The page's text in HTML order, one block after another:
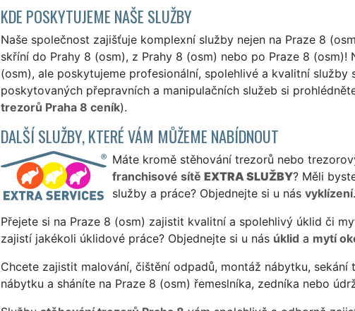
KDE POSKYTUJEME NAŠE SLUŽBY
Naše společnost zajišťuje komplexní služby nejen na Praze 8
skříní do Prahy 8 (osm), z Prahy 8 (osm) nebo po Praze 8 (osm)!
(osm), ale poskytujeme profesionální, spolehlivé a kvalitní služby
poskytovaných přepravních a manipulačních služeb si
trezorů Praha 8 ceník).
DALŠÍ SLUŽBY, KTERÉ VÁM MŮŽEME NABÍDNOUT
Máte kromě stěhování trezorů nebo
franchisové sítě EXTRA SLUŽBY? Měli
služby a práce? Objednejte si u nás vyklízení.
Přejete si na Praze 8 (osm) zajistit kvalitní a spolehlivý úklid či
zajistí jakékoli úklidové práce? Objednejte si u nás úklid a mytí
Chcete zajistit malování, čištění odpadů, montáž nábytku,
nábytku a sháníte na Praze 8 (osm) řemeslníka, zedníka nebo